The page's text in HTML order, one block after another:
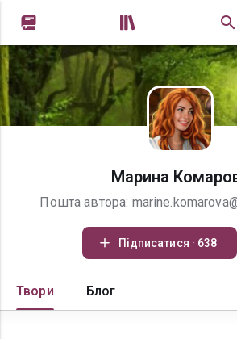

Марина
Пошта автора:
Підписатися · 638
Твори Блог